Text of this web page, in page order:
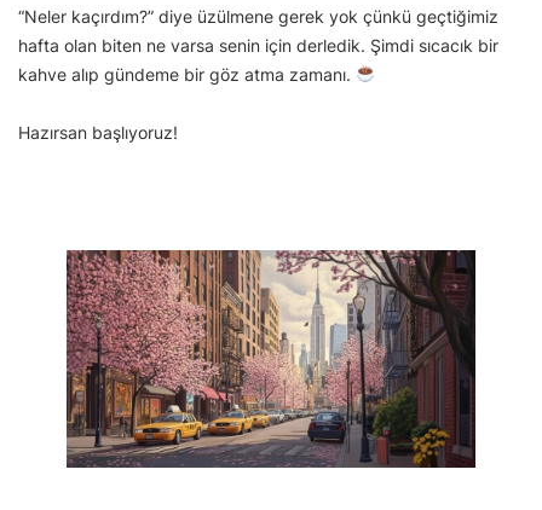
“Neler kaçırdım?” diye üzülmene gerek yok çünkü geçtiğimiz
hafta olan biten ne varsa senin için derledik. Şimdi sıcacık bir
kahve alıp gündeme bir göz atma zamanı.
Hazırsan başlıyoruz!